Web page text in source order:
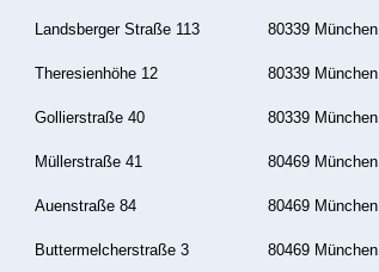
Landsberger Straße 113 80339 München
Theresienhöhe 12 80339 München
Gollierstraße 40 80339 München
Müllerstraße 41 80469 München
Auenstraße 84 80469 München
Buttermelcherstraße 3 80469 München